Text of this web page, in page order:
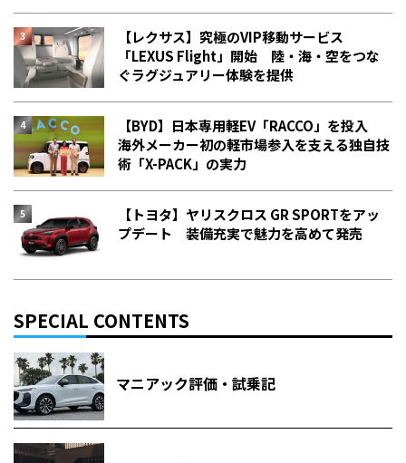
【レクサス】究極のVIP移動サービス
「LEXUS Flight」開始 陸・海・空をつな
ぐラグジュアリー体験を提供
【BYD】日本専用軽EV「RACCO」を投入
海外メーカー初の軽市場参入を支える独自技
術「X-PACK」の実力
【トヨタ】ヤリスクロス GR SPORTをアッ
プデート 装備充実で魅力を高めて発売
SPECIAL CONTENTS
マニアック評価・試乗記